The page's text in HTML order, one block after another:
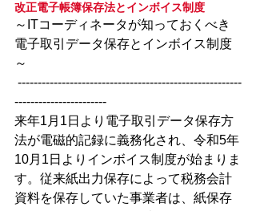
改正電子帳簿保存法とインボイス制度
～ITコーディネータが知っておくべき
電子取引データ保存とインボイス制度
～
-----------------------
来年1月1日より電子取引データ保存方
法が電磁的記録に義務化され、令和5年
10月1日よりインボイス制度が始まりま
す。従来紙出力保存によって税務会計
資料を保存していた事業者は、紙保存